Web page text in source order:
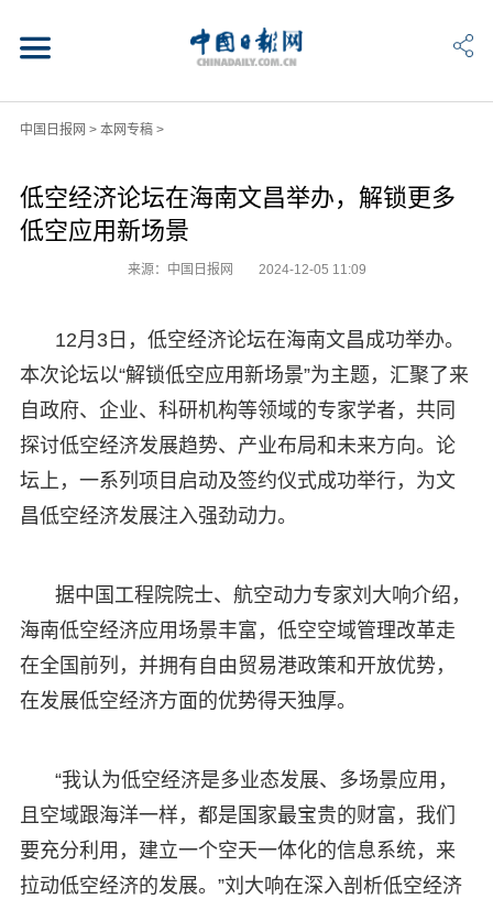
中国日报网 > 本网专稿>
低空经济论坛在海南文昌举办，解锁更多
低空应用新场景
来源：中国日报网 2024-12-05 11:09
12月3日，低空经济论坛在海南文昌成功举办。
本次论坛以“解锁低空应用新场景”为主题，汇聚了来
自政府、企业、科研机构等领域的专家学者，共同
探讨低空经济发展趋势、产业布局和未来方向。论
坛上，一系列项目启动及签约仪式成功举行，为文
昌低空经济发展注入强劲动力。
据中国工程院院士、航空动力专家刘大响介绍，
海南低空经济应用场景丰富，低空空域管理改革走
在全国前列，并拥有自由贸易港政策和开放优势，
在发展低空经济方面的优势得天独厚。
“我认为低空经济是多业态发展、多场景应用，
且空域跟海洋一样，都是国家最宝贵的财富，我们
要充分利用，建立一个空天一体化的信息系统，来
拉动低空经济的发展。”刘大响在深入剖析低空经济